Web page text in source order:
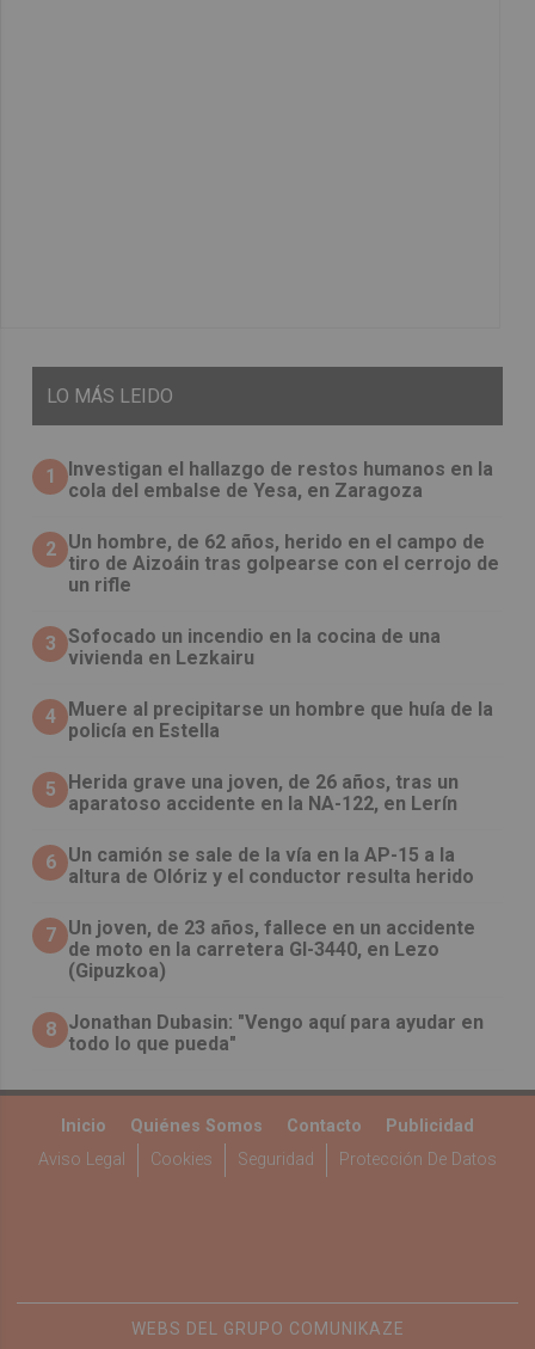
LO MÁS LEIDO
1
Investigan el hallazgo de restos humanos en la
cola del embalse de Yesa, en Zaragoza
2 Un hombre, de 62 años, herido en el campo de
tiro de Aizoáin tras golpearse con el cerrojo de
un rifle
3 Sofocado un incendio en la cocina de una
vivienda en Lezkairu
4
Muere al precipitarse un hombre que huía de la
policía en Estella
5
Herida grave una joven, de 26 años, tras un
aparatoso accidente en la NA-122, en Lerín
6 Un camión se sale de la vía en la AP-15 a la
altura de Olóriz y el conductor resulta herido
7 Un joven, de 23 años, fallece en un accidente
de moto en la carretera GI-3440, en Lezo
(Gipuzkoa)
8 Jonathan Dubasin: "Vengo aquí para ayudar en
todo lo que pueda"
Inicio Quiénes Somos Contacto
Publicidad
Aviso Legal
Cookies Seguridad Protección De Datos
WEBS DEL GRUPO COMUNIKAZE